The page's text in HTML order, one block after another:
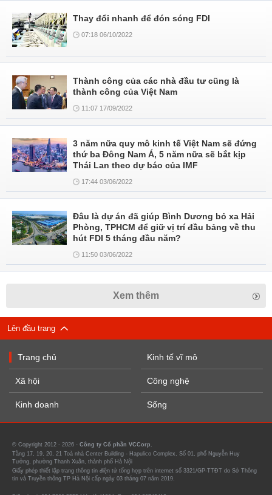
Thay đổi nhanh để đón sóng FDI
07:18 06/10/2022
Thành công của các nhà đầu tư cũng là
thành công của Việt Nam
11:07 17/09/2022
3 năm nữa quy mô kinh tế Việt Nam sẽ đứng
thứ ba Đông Nam Á, 5 năm nữa sẽ bắt kịp
Thái Lan theo dự báo của IMF
17:44 03/06/2022
Đâu là dự án đã giúp Bình Dương bỏ xa Hải
Phòng, TPHCM để giữ vị trí đầu bảng về thu
hút FDI 5 tháng đầu năm?
11:50 03/06/2022
Xem thêm
Lên đầu trang
Trang chủ
Xã hội
Kinh doanh
Kinh tế vĩ mô
Công nghệ
Sống
© Copyright 2012 - 2026 - Công ty Cổ phần VCCorp.
Tầng 17, 19, 20, 21 Toà nhà Center Building - Hapulico Complex, Số 01, phố Nguyễn Huy
Tưởng, phường Thanh Xuân, thành phố Hà Nội
Giấy phép thiết lập trang thông tin điện tử tổng hợp trên internet số 3321/GP-TTĐT do Sở Thông
tin và Truyền thông TP Hà Nội cấp ngày 03 tháng 07 năm 2019.